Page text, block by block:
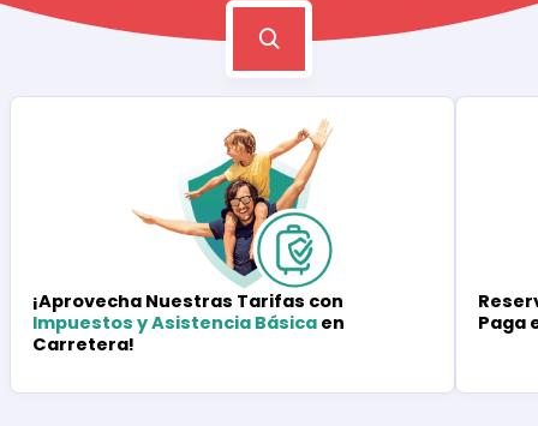
¡Aprovecha Nuestras Tarifas con
Impuestos y Asistencia Básica en
Carretera!
Paga